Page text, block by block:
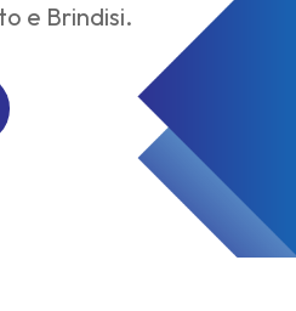
e Brindisi.